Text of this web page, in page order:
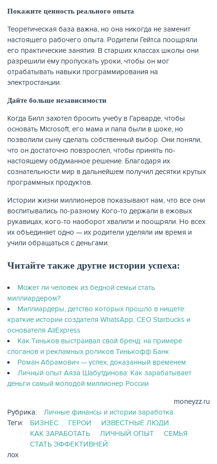
Покажите ценность реального опыта
Теоретическая база важна, но она никогда не заменит
настоящего рабочего опыта. Родители Гейтса поощряли
его практические занятия. В старших классах школы они
разрешили ему пропускать уроки, чтобы он мог
отрабатывать навыки программирования на
электростанции.
Дайте больше независимости
Когда Билл захотел бросить учебу в Гарварде, чтобы
основать Microsoft, его мама и папа были в шоке, но
позволили сыну сделать собственный выбор. Они поняли,
что он достаточно повзрослел, чтобы принять по-
настоящему обдуманное решение. Благодаря их
сознательности мир в дальнейшем получил десятки крутых
программных продуктов.
Истории жизни миллионеров показывают нам, что все они
воспитывались по-разному. Кого-то держали в ежовых
рукавицах, кого-то наоборот хвалили и поощряли. Но всех
их объединяет одно — их родители уделяли им время и
учили обращаться с деньгами.
Читайте также другие истории успеха:
Может ли человек из бедной семьи стать
миллиардером?
Миллиардеры, детство которых прошло в нищете:
краткие истории создателя WhatsApp, CEO Starbucks и
основателя AliExpress
Как Тиньков выстраивал свой бренд: на примере
слоганов и рекламных роликов Тинькофф Банк
Роман Абрамович — успех, доказанный временем
Личный опыт Аяза Шабутдинова: Как зарабатывает
деньги самый молодой миллионер России
moneyzz.ru
Рубрика:
Личные финансы и истории заработка
Теги:
БИЗНЕС ГЕРОИ
ИЗВЕСТНЫЕ ЛЮДИ
КАК ЗАРАБОТАТЬ
ЛИЧНЫЙ ОПЫТ
СЕМЬЯ
СТАТЬ ЭФФЕКТИВНЕЙ
лох